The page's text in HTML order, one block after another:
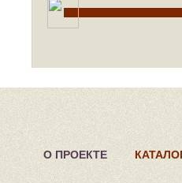
О ПРОЕКТЕ